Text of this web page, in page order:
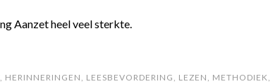
Aanzet heel veel sterkte.
, HERINNERINGEN, LEESBEVORDERING, LEZEN, METHODIEK,